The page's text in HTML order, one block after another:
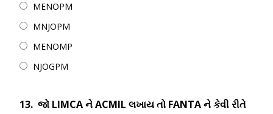
MENOPM
MNJOPM
MENOMP
NJOGPM
13. જો LIMCA ને ACMIL લખાય તો FANTA ને કેવી રીતે